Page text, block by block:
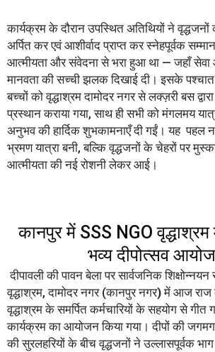
कार्यक्रम के दौरान उपस्थित अतिथियों ने
अर्पित कर एवं आशीर्वाद प्राप्त कर स्नेहपूर्वक
आत्मीयता और संवेदना से भरा हुआ था — जहाँ
मानवता की सच्ची झलक दिखाई दी। इसके
बच्चों को वृद्धाश्रम दामोदर नगर से लक्ज़री बस
प्रस्थान कराया गया, साथ ही सभी को मंगलमय
अनुभव की हार्दिक शुभकामनाएँ दी गईं। यह पहल
भ्रमण यात्रा बनी, बल्कि वृद्धजनों के चेहरों पर
आत्मीयता की नई रोशनी लेकर आई।
कानपुर में SSS NGO वृद्धाश्रम
भव्य दीपोत्सव
दीपावली की पावन बेला पर सार्वजनिक शिक्षोन्नयन
वृद्धाश्रम, दामोदर नगर (कानपुर नगर)में आज राज
वृद्धाश्रम के समर्पित कर्मचारियों के सहयोग से गीत
कार्यक्रम का आयोजन किया गया। दीपों की
की सुरलहरियों के बीच वृद्धजनों ने उल्लासपूर्वक